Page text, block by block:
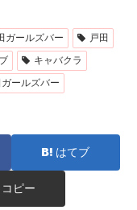
ガールズバー
戸田
キャバクラ
ガールズバー
はてブ
コピー